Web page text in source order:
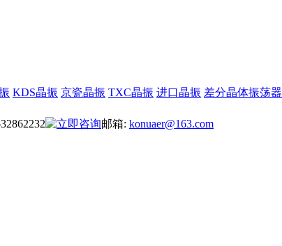
KDS晶振 京瓷晶振 TXC晶振 进口晶振 差分晶体振荡器
邮箱: konuaer@163.com